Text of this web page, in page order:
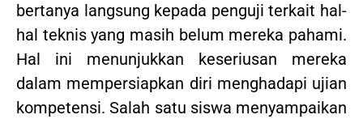
bertanya langsung kepada penguji terkait hal-
hal teknis yang masih belum mereka pahami.
Hal ini menunjukkan keseriusan mereka
dalam mempersiapkan diri menghadapi ujian
kompetensi. Salah satu siswa menyampaikan